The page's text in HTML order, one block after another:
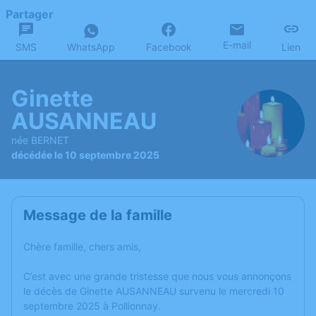
Partager
SMS WhatsApp Facebook E-mail Lien
Ginette
AUSANNEAU
née BERNET
décédée le 10 septembre 2025
Message de la famille
Chère famille, chers amis,
C’est avec une grande tristesse que nous vous annonçons
le décès de Ginette AUSANNEAU survenu le mercredi 10
septembre 2025 à Pollionnay.